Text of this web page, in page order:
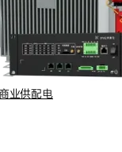
业供配电